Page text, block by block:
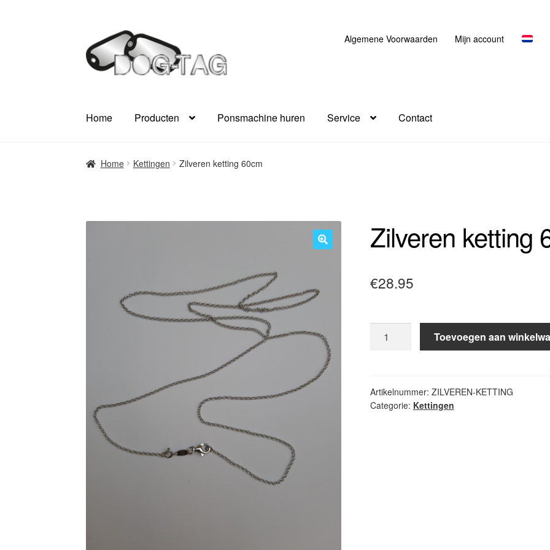
door
naar
navigatie
naar
de
inhoud
Algemene Voorwaarden Mijn account
Home Producten Ponsmachine huren Service Contact
Home Kettingen Zilveren ketting 60cm
Zilveren ketting
€28.95
ketting
Toevoegen aan
Artikelnummer: ZILVEREN-KETTING
Categorie: Kettingen